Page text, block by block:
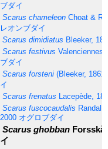
ブダイ
Scarus chameleon Choat &
レオンブダイ
Scarus dimidiatus Bleeker,
Scarus festivus Valenciennes,
ブダイ
Scarus forsteni (Bleeker, 1861)
イ
Scarus frenatus Lacepède,
Scarus fuscocaudalis Randall
2000 オグロブダイ
Scarus ghobban
イ